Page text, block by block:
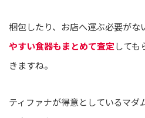
梱包したり、お店へ運ぶ必要がな
やすい食器もまとめて査定しても
きますね。
ティファナが得意としているマダ